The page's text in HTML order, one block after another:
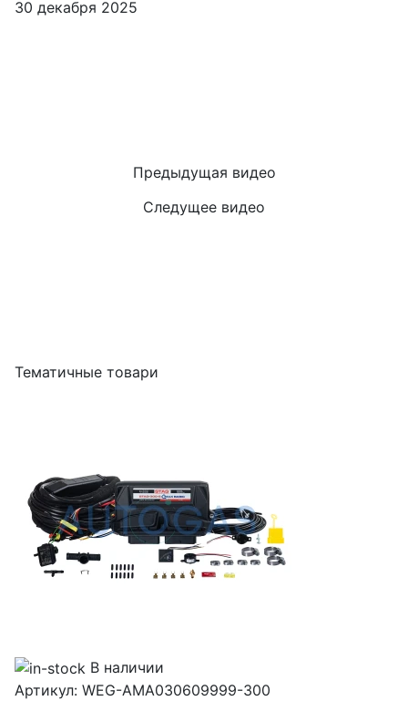
30 декабря 2025
Предыдущая видео
Следущее видео
Тематичные товари
В наличии
Артикул: WEG-AMA030609999-300